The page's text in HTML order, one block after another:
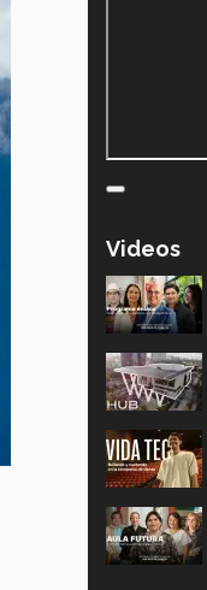
Videos